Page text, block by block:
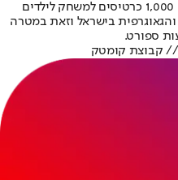
חסות רשמי למשחק הסופר קאפ, תרם 1,000 כרטיסים למשחק לילדים
בישראל וזאת במטרה
ספורט.
// קבוצת קומטק